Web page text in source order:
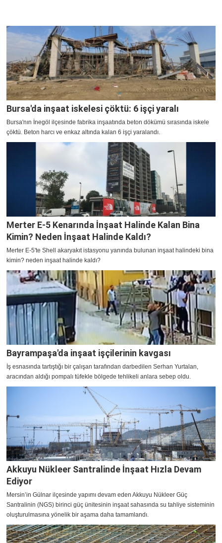
Bursa'da inşaat iskelesi çöktü: 6 işçi yaralı
Bursa'nın İnegöl ilçesinde fabrika inşaatında beton dökümü sırasında iskele
çöktü. Beton harcı ve enkaz altında kalan 6 işçi yaralandı.
Merter E-5 Kenarında İnşaat Halinde Kalan Bina
Kimin? Neden İnşaat Halinde Kaldı?
Merter E-5'te Shell akaryakıt istasyonu yanında bulunan inşaat halindeki bina
kimin? neden inşaat halinde kaldı?
Bayrampaşa'da inşaat işçilerinin kavgası
İş esnasında tartıştığı bir çalışan tarafından darbedilen Serhan Yurtalan,
aracından aldığı pompalı tüfekle bölgede tehlikeli anlara sebep oldu.
Akkuyu Nükleer Santralinde İnşaat Hızla Devam
Ediyor
Mersin’in Gülnar ilçesinde yapımı devam eden Akkuyu Nükleer Güç
Santralinin (NGS) birinci güç ünitesinin inşaat sahasında su tahliye sisteminin
oluşturulmasına yönelik bir aşama daha tamamlandı.